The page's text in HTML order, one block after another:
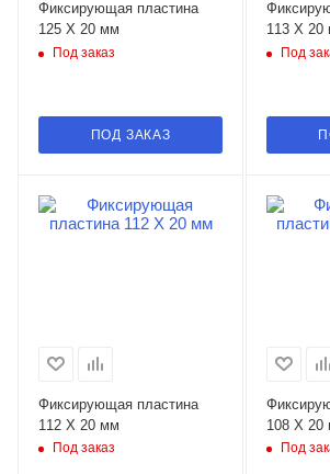
Фиксирующая пластина
125 X 20 мм
Под заказ
ПОД ЗАКАЗ
113 X 20
Под
Фиксирующая пластина
112 X 20 мм
Под заказ
108 X 20
Под